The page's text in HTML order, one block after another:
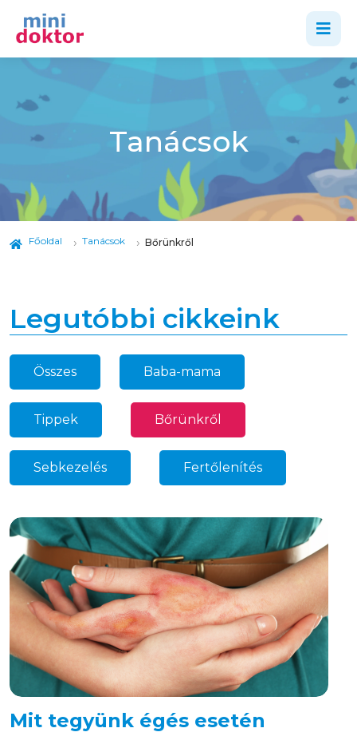
Tanácsok
Főoldal Tanácsok Bőrünkről
Legutóbbi cikkeink
Összes Baba-mama
Tippek Bőrünkről
Sebkezelés Fertőlenítés
Mit tegyünk égés esetén